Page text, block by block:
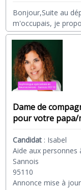
Bonjour,Suite au
m'occupais, je
Dame de
pour votre papa/
Candidat : Isabel
Aide aux
Sannois
95110
Annonce mise à